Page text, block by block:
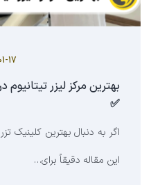
17
✅
اگر به دنبال بهترین کلینیک
این مقاله دقیقاً برای…